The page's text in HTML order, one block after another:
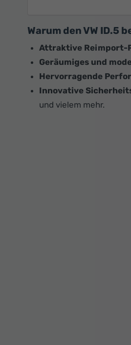
Warum den VW ID.5
Attraktive Reimport-
Geräumiges und
Hervorragende
Innovative
und vielem mehr.